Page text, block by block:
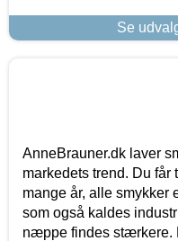
Se
AnneBrauner.dk laver
markedets trend. Du
mange år, alle smykker
som også kaldes
næppe findes stærkere.